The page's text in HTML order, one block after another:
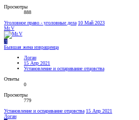
Просмотры
888
Уголовное право - уголовные дела 10 Май 2023
Mr.V
Л
Бывшая жена извращенца
Логан
15 Апр 2021
Установление и оспаривание отцовства
Ответы
0
Просмотры
779
Установление и оспаривание отцовства 15 Апр 2021
Логан